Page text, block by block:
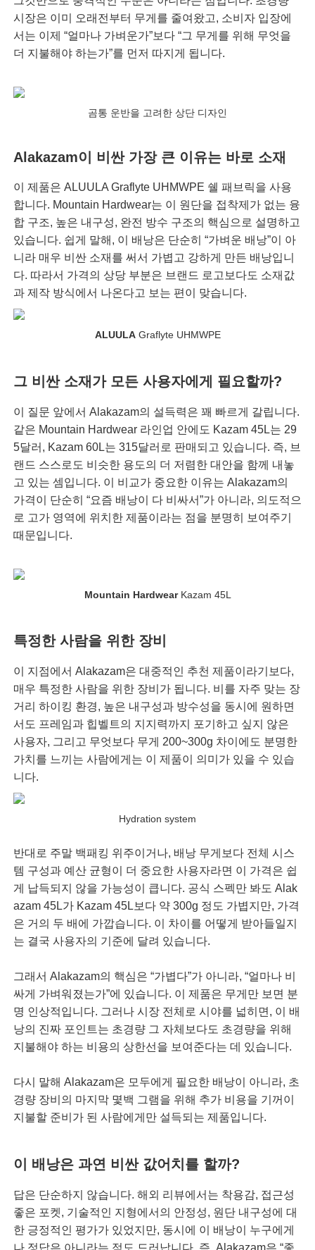
시장은 이미 오래전부터 무게를 줄여왔고, 소비자 입장에
서는 이제 “얼마나 가벼운가”보다 “그 무게를 위해 무엇을
더 지불해야 하는가”를 먼저 따지게 됩니다.
곰통 운반을 고려한 상단 디자인
Alakazam이 비싼 가장 큰 이유는 바로 소재
이 제품은 ALUULA Graflyte UHMWPE 쉘 패브릭을 사용
합니다. Mountain Hardwear는 이 원단을 접착제가 없는 융
합 구조, 높은 내구성, 완전 방수 구조의 핵심으로 설명하고
있습니다. 쉽게 말해, 이 배낭은 단순히 “가벼운 배낭”이 아
니라 매우 비싼 소재를 써서 가볍고 강하게 만든 배낭입니
다. 따라서 가격의 상당 부분은 브랜드 로고보다도 소재값
과 제작 방식에서 나온다고 보는 편이 맞습니다.
ALUULAGraflyte UHMWPE
그 비싼 소재가 모든 사용자에게 필요할까?
이 질문 앞에서 Alakazam의 설득력은 꽤 빠르게 갈립니다.
같은 Mountain Hardwear 라인업 안에도 Kazam 45L는 29
5달러, Kazam 60L는 315달러로 판매되고 있습니다. 즉, 브
랜드 스스로도 비슷한 용도의 더 저렴한 대안을 함께 내놓
고 있는 셈입니다. 이 비교가 중요한 이유는 Alakazam의
가격이 단순히 “요즘 배낭이 다 비싸서”가 아니라, 의도적으
로 고가 영역에 위치한 제품이라는 점을 분명히 보여주기
때문입니다.
Mountain HardwearKazam 45L
특정한 사람을 위한 장비
이 지점에서 Alakazam은 대중적인 추천 제품이라기보다,
매우 특정한 사람을 위한 장비가 됩니다. 비를 자주 맞는 장
거리 하이킹 환경, 높은 내구성과 방수성을 동시에 원하면
서도 프레임과 힙벨트의 지지력까지 포기하고 싶지 않은
사용자, 그리고 무엇보다 무게 200~300g 차이에도 분명한
가치를 느끼는 사람에게는 이 제품이 의미가 있을 수 있습
니다.
Hydration system
반대로 주말 백패킹 위주이거나, 배낭 무게보다 전체 시스
템 구성과 예산 균형이 더 중요한 사용자라면 이 가격은 쉽
게 납득되지 않을 가능성이 큽니다. 공식 스펙만 봐도 Alak
azam 45L가 Kazam 45L보다 약 300g 정도 가볍지만, 가격
은 거의 두 배에 가깝습니다. 이 차이를 어떻게 받아들일지
는 결국 사용자의 기준에 달려 있습니다.
그래서 Alakazam의 핵심은 “가볍다”가 아니라, “얼마나 비
싸게 가벼워졌는가”에 있습니다. 이 제품은 무게만 보면 분
명 인상적입니다. 그러나 시장 전체로 시야를 넓히면, 이 배
낭의 진짜 포인트는 초경량 그 자체보다도 초경량을 위해
지불해야 하는 비용의 상한선을 보여준다는 데 있습니다.
다시 말해 Alakazam은 모두에게 필요한 배낭이 아니라, 초
경량 장비의 마지막 몇백 그램을 위해 추가 비용을 기꺼이
지불할 준비가 된 사람에게만 설득되는 제품입니다.
이 배낭은 과연 비싼 값어치를 할까?
답은 단순하지 않습니다. 해외 리뷰에서는 착용감, 접근성
좋은 포켓, 기술적인 지형에서의 안정성, 원단 내구성에 대
한 긍정적인 평가가 있었지만, 동시에 이 배낭이 누구에게
나 정답은 아니라는 점도 드러납니다. 즉, Alakazam은 “좋